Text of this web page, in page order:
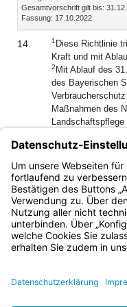
Gesamtvorschrift gilt bis:
Fassung: 17.10.2022
14. 1 Diese Richtlinie
Kraft und mit
2 Mit Ablauf des
des Bayerischen
Maßnahmen des
LNPR) vom 16.
zuletzt durch
Nr. 132) geändert
Bayern.de
BayernPortal
Impressum